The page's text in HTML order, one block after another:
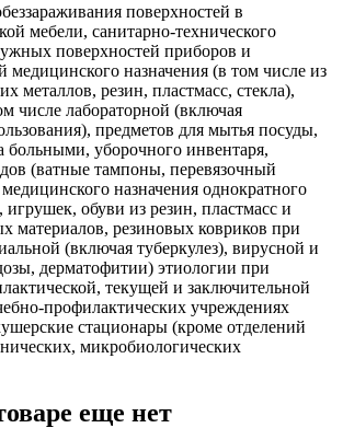
поверхностей в
мебели, санитарно-технического
поверхностей приборов и
медицинского назначения (в том числе из
металлов, резин, пластмасс, стекла),
числе лабораторной (включая
предметов для мытья посуды,
больными, уборочного инвентаря,
(ватные тампоны, перевязочный
назначения однократного
обуви из резин, пластмасс и
материалов, резиновых ковриков при
(включая туберкулез), вирусной и
дерматофитии) этиологии при
текущей и заключительной
профилактических учреждениях
стационары (кроме отделений
микробиологических
еще нет